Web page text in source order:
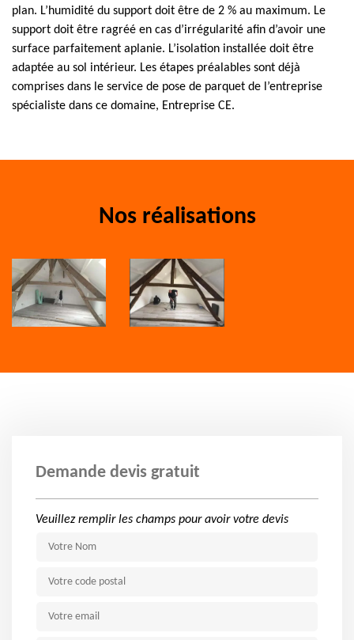
plan. L’humidité du support doit être de 2 % au maximum. Le
support doit être ragréé en cas d’irrégularité afin d’avoir une
surface parfaitement aplanie. L’isolation installée doit être
adaptée au sol intérieur. Les étapes préalables sont déjà
comprises dans le service de pose de parquet de l’entreprise
spécialiste dans ce domaine, Entreprise CE.
Nos réalisations
Demande devis gratuit
Veuillez remplir les champs pour avoir votre devis